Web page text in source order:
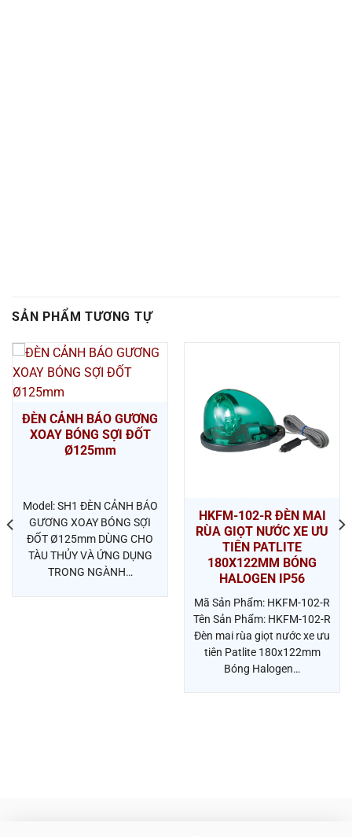
SẢN PHẨM TƯƠNG TỰ
ĐÈN CẢNH BÁO GƯƠNG
XOAY BÓNG SỢI ĐỐT
Ø125mm
Model: SH1 ĐÈN CẢNH BÁO
GƯƠNG XOAY BÓNG SỢI
ĐỐT Ø125mm DÙNG CHO
TÀU THỦY VÀ ỨNG DỤNG
TRONG NGÀNH…
HKFM-102-R ĐÈN MAI
RÙA GIỌT NƯỚC XE ƯU
TIÊN PATLITE
180X122MM BÓNG
HALOGEN IP56
Mã Sản Phẩm: HKFM-102-R
Tên Sản Phẩm: HKFM-102-R
Đèn mai rùa giọt nước xe ưu
tiên Patlite 180x122mm
Bóng Halogen…